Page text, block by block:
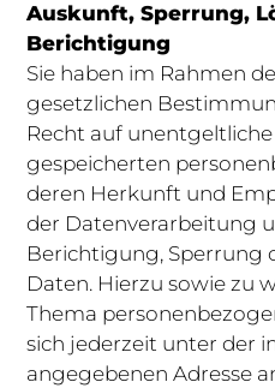
Auskunft, Sperrung,
Berichtigung
Sie haben im Rahmen
gesetzlichen
Recht auf
gespeicherten
deren Herkunft und
der Datenverarbeitung
Berichtigung, Sperrung
Daten. Hierzu sowie zu
Thema
sich jederzeit unter der
angegebenen Adresse